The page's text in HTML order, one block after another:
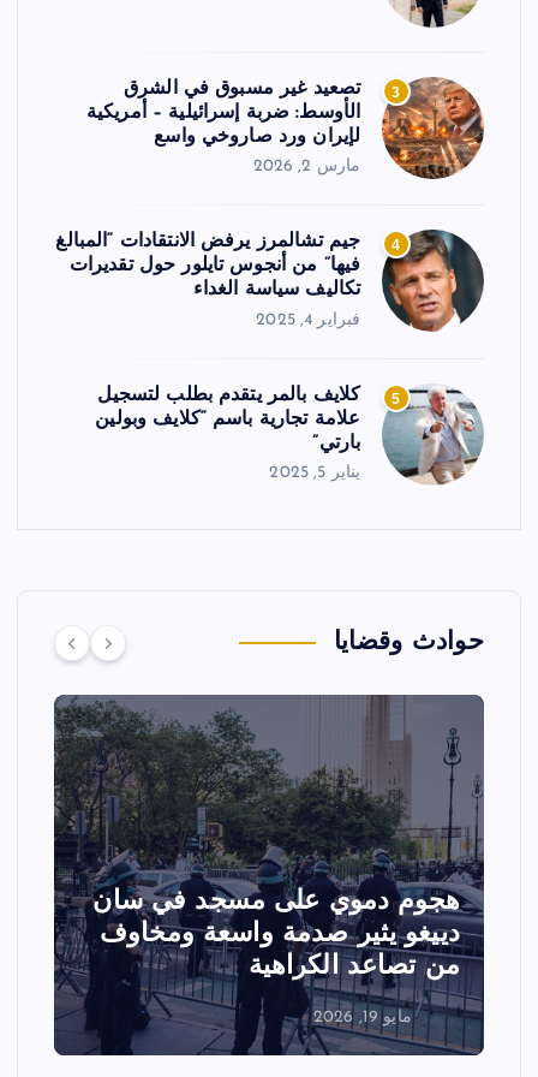
3
تصعيد غير مسبوق في الشرق
الأوسط: ضربة إسرائيلية – أمريكية
لإيران ورد صاروخي واسع
مارس 2, 2026
4
جيم تشالمرز يرفض الانتقادات “المبالغ
فيها” من أنجوس تايلور حول تقديرات
تكاليف سياسة الغداء
فبراير 4, 2025
5
كلايف بالمر يتقدم بطلب لتسجيل
علامة تجارية باسم “كلايف وبولين
بارتي”
يناير 5, 2025
حوادث وقضايا
على مسجد في سان
صدمة واسعة ومخاوف
الكراهية
تصادم
عرض جوي في
الفعاليات